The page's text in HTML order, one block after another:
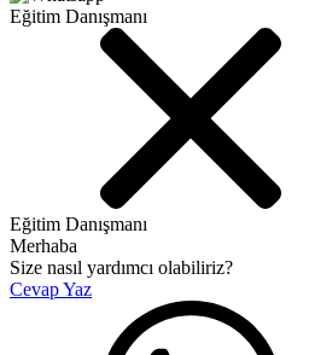
Eğitim Danışmanı
Eğitim Danışmanı
Merhaba
Size nasıl yardımcı olabiliriz?
Cevap Yaz